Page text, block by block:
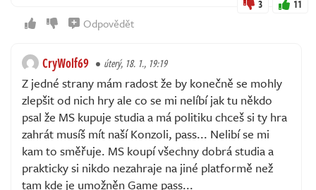
3 11
Odpovědět
CryWolf69 úterý, 18. 1., 19:19
Z jedné strany mám radost že by konečně se mohly
zlepšit od nich hry ale co se mi nelíbí jak tu někdo
psal že MS kupuje studia a má politiku chceš si ty hra
zahrát musíš mít naší Konzoli, pass... Nelibí se mi
kam to směřuje. MS koupí všechny dobrá studia a
prakticky si nikdo nezahraje na jiné platformě než
tam kde je umožněn Game pass...